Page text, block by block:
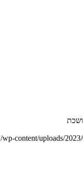
/wp-content/uploads/